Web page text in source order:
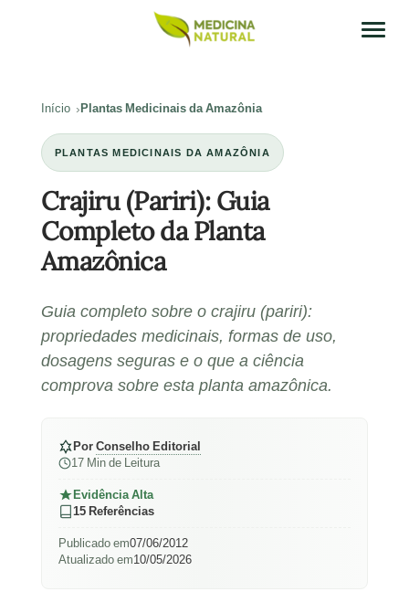
Início Plantas Medicinais da Amazônia
PLANTAS MEDICINAIS DA AMAZÔNIA
Crajiru (Pariri): Guia
Completo da Planta
Amazônica
Guia completo sobre o crajiru (pariri):
propriedades medicinais, formas de uso,
dosagens seguras e o que a ciência
comprova sobre esta planta amazônica.
PorConselho Editorial
17 Min de Leitura
Evidência Alta
15 Referências
Publicado em07/06/2012
Atualizado em10/05/2026